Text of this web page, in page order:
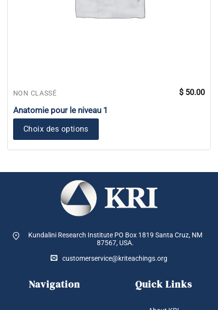
NON CLASSÉ
Anatomie pour le niveau 1
$ 50.00
Choix des options
Kundalini Research Institute PO Box 1819 Santa Cruz, NM
87567, USA.
customerservice@kriteachings.org
Navigation Quick Links